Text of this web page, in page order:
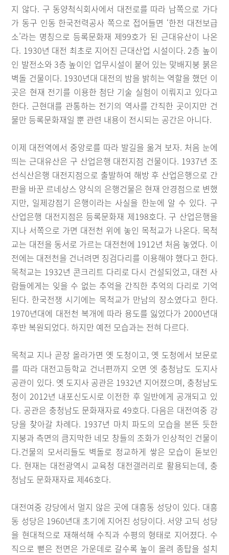
지 않다. 구 동양척식회사에서 대전로를 따라 남쪽으로 가다
가 동구 인동 한국전력공사 쪽으로 접어들면 ‘한전 대전보급
소’라는 명칭으로 등록문화재 제99호가 된 근대유산이 나온
다. 1930년 대전 최초로 지어진 근대산업 시설이다. 2층 높이
인 발전소와 3층 높이인 업무시설이 붙어 있는 맞배지붕 붉은
벽돌 건물이다. 1930년대 대전의 밤을 밝히는 역할을 했던 이
곳은 현재 전기를 이용한 첨단 기술 실험이 이뤄지고 있다고
한다. 근현대를 관통하는 전기의 역사를 간직한 곳이지만 건
물만 등록문화재일 뿐 관련 내용이 전시되는 공간은 아니다.
이제 대전역에서 중앙로를 따라 발길을 옮겨 보자. 처음 눈에
띄는 근대유산은 구 산업은행 대전지점 건물이다. 1937년 조
선식산은행 대전지점으로 출발하여 해방 후 산업은행으로 간
판을 바꾼 르네상스 양식의 은행건물은 현재 안경점으로 변했
지만, 일제강점기 은행이라는 사실을 한눈에 알 수 있다. 구
산업은행 대전지점은 등록문화재 제198호다. 구 산업은행을
지나 서쪽으로 가면 대전천 위에 놓인 목척교가 나온다. 목척
교는 대전을 동서로 가르는 대전천에 1912년 처음 놓였다. 이
전에는 대전천을 건너려면 징검다리를 이용해야 했다고 한다.
목척교는 1932년 콘크리트 다리로 다시 건설되었고, 대전 사
람들에게는 잊을 수 없는 추억을 간직한 추억의 다리로 기억
된다. 한국전쟁 시기에는 목척교가 만남의 장소였다고 한다.
1970년대에 대전천 복개에 따라 용도를 잃었다가 2000년대
후반 복원되었다. 하지만 예전 모습과는 전혀 다르다.
목척교 지나 곧장 올라가면 옛 도청이고, 옛 도청에서 보문로
를 따라 대전고등학교 건너편까지 오면 엣 충청남도 도지사
공관이 있다. 옛 도지사 공관은 1932년 지어졌으며, 충청남도
청이 2012년 내포신도시로 이전한 후 일반에게 공개되고 있
다. 공관은 충청남도 문화재자료 49호다. 다음은 대전여중 강
당을 찾아갈 차례다. 1937년 마치 파도의 모습을 본뜬 듯한
지붕과 측면의 큼지막한 네모 창들의 조화가 인상적인 건물이
다.건물의 모서리들도 벽돌로 정교하게 쌓은 모습이 돋보인
다. 현재는 대전광역시 교육청 대전갤러리로 활용되는데, 충
청남도 문화재자료 제46호다.
대전여중 강당에서 멀지 않은 곳에 대흥동 성당이 있다. 대흥
동 성당은 1960년대 초기에 지어진 성당이다. 서양 고딕 성당
을 현대적으로 재해석해 수직과 수평의 형태로 지어졌다. 수
직으로 뻗은 전면은 가운데로 갈수록 높이 올려 종탑을 설치